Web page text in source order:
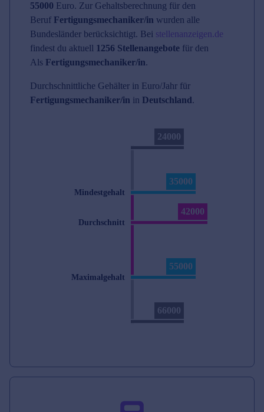
55000 Euro. Zur Gehaltsberechnung für den
Beruf Fertigungsmechaniker/in wurden alle
Bundesländer berücksichtigt. Bei stellenanzeigen.de
findest du aktuell 1256 Stellenangebote für den
Als Fertigungsmechaniker/in.
Durchschnittliche Gehälter in Euro/Jahr für
Fertigungsmechaniker/in in Deutschland.
24000
35000
Mindestgehalt
42000
Durchschnitt
55000
Maximalgehalt
66000